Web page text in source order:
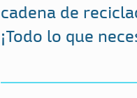
cadena de
¡Todo lo que